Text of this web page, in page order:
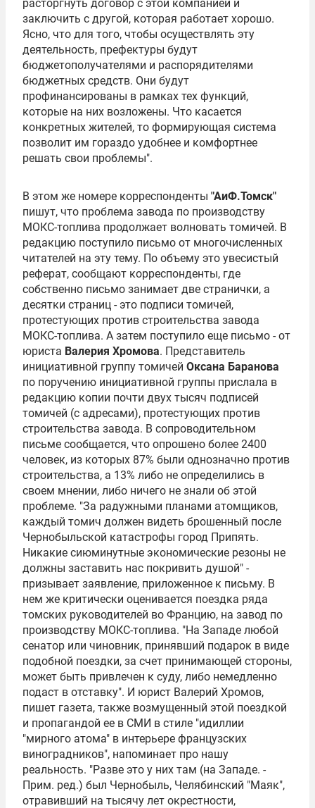
расторгнуть договор с этой компанией и
заключить с другой, которая работает хорошо.
Ясно, что для того, чтобы осуществлять эту
деятельность, префектуры будут
бюджетополучателями и распорядителями
бюджетных средств. Они будут
профинансированы в рамках тех функций,
которые на них возложены. Что касается
конкретных жителей, то формирующая система
позволит им гораздо удобнее и комфортнее
решать свои проблемы".
В этом же номере корреспонденты "АиФ.Томск"
пишут, что проблема завода по производству
МОКС-топлива продолжает волновать томичей. В
редакцию поступило письмо от многочисленных
читателей на эту тему. По объему это увесистый
реферат, сообщают корреспонденты, где
собственно письмо занимает две странички, а
десятки страниц - это подписи томичей,
протестующих против строительства завода
МОКС-топлива. А затем поступило еще письмо - от
юриста Валерия Хромова. Представитель
инициативной группу томичей Оксана Баранова
по поручению инициативной группы прислала в
редакцию копии почти двух тысяч подписей
томичей (с адресами), протестующих против
строительства завода. В сопроводительном
письме сообщается, что опрошено более 2400
человек, из которых 87% были однозначно против
строительства, а 13% либо не определились в
своем мнении, либо ничего не знали об этой
проблеме. "За радужными планами атомщиков,
каждый томич должен видеть брошенный после
Чернобыльской катастрофы город Припять.
Никакие сиюминутные экономические резоны не
должны заставить нас покривить душой" -
призывает заявление, приложенное к письму. В
нем же критически оценивается поездка ряда
томских руководителей во Францию, на завод по
производству МОКС-топлива. "На Западе любой
сенатор или чиновник, принявший подарок в виде
подобной поездки, за счет принимающей стороны,
может быть привлечен к суду, либо немедленно
подаст в отставку". И юрист Валерий Хромов,
пишет газета, также возмущенный этой поездкой
и пропагандой ее в СМИ в стиле "идиллии
"мирного атома" в интерьере французских
виноградников", напоминает про нашу
реальность. "Разве это у них там (на Западе. -
Прим. ред.) был Чернобыль, Челябинский "Маяк",
отравивший на тысячу лет окрестности,